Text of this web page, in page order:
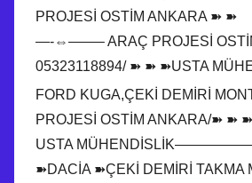
PROJESİ OSTİM ANKARA ➽ ➽
—-⇔——– ARAÇ PROJESİ
05323118894/ ➽ ➽ ➽USTA
FORD KUGA,ÇEKİ DEMİRİ
PROJESİ OSTİM ANKARA/➽ ➽
USTA
➽DACİA ➽ÇEKİ DEMİRİ TAKMA